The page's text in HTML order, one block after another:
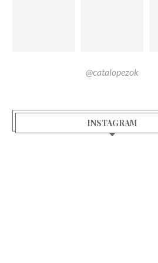
@catalopezok
INSTAGRAM